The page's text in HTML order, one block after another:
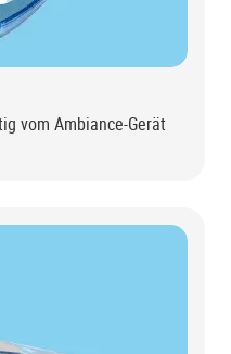
vom Ambiance-Gerät